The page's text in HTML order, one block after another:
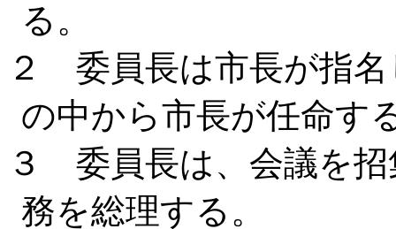
る。
２ 委員長は市長が指
の中から市長が任命す
３ 委員長は、会議を招
務を総理する。